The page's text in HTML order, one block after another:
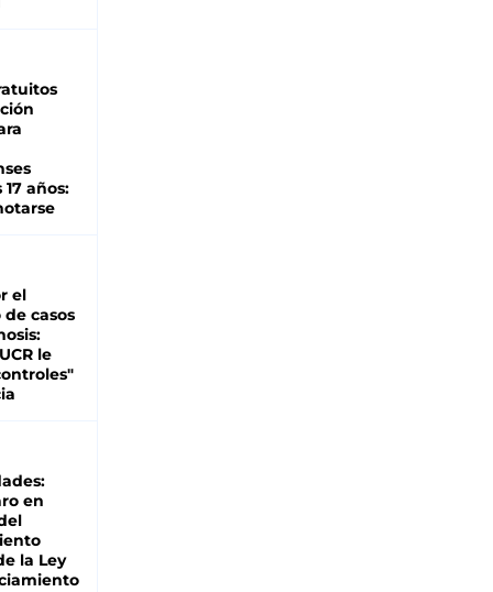
años:
el
casos
le
en
la Ley